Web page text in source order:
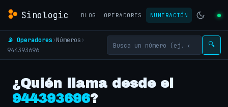
Sinologic BLOG OPERADORES NUMERACIÓN
📡 Operadores›Números›
944393696
🔍
¿Quién llama desde el
944393696?